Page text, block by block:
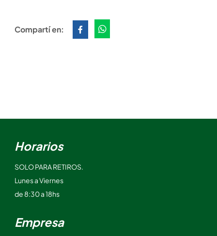
Compartí en:
Horarios
SOLO PARA RETIROS.
Lunes a Viernes
de 8:30 a 18hs
Empresa